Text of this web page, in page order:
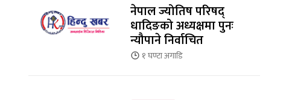
नेपाल ज्योतिष परिषद्
धादिङको अध्यक्षमा पुनः
न्यौपाने निर्वाचित
१ घण्टाअगाडि